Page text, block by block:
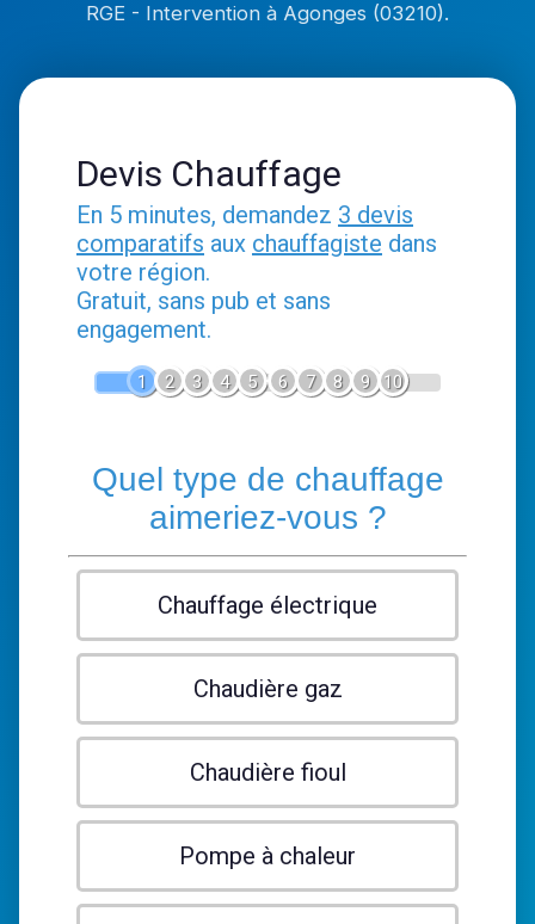
RGE - Intervention à Agonges (03210).
Devis Chauffage
En 5 minutes, demandez 3 devis
comparatifs aux chauffagiste dans
votre région.
Gratuit, sans pub et sans
engagement.
1 2 3 4 5 6 7 8 9 10
Quel type de chauffage
aimeriez-vous ?
Chauffage électrique
Chaudière gaz
Chaudière fioul
Pompe à chaleur